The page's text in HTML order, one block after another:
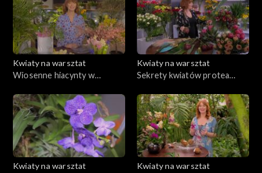
Kwiaty na warsztat
Wiosenne hiacynty w
stole
Kwiaty na warsztat
Sekrety kwiatów protea
Kwiaty na warsztat
Kwiaty na warsztat